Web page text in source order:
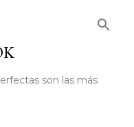
son las más